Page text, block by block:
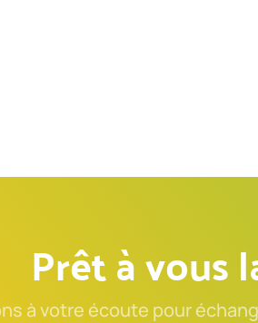
Prêt à vous
à votre écoute pour